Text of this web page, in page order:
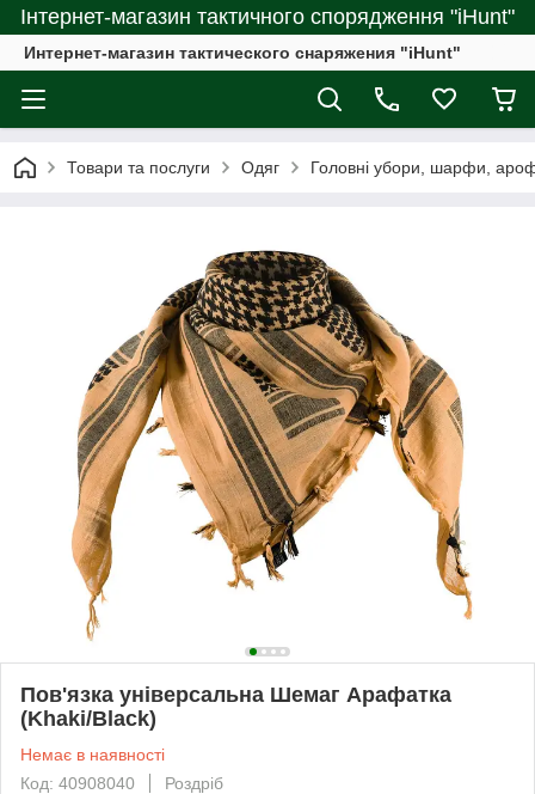
Інтернет-магазин тактичного спорядження "iHunt"
Интернет-магазин тактического снаряжения "iHunt"
Товари та послуги Одяг Головні убори, шарфи,
Пов'язка універсальна Шемаг Арафатка
(Khaki/Black)
Немає в наявності
Код: 40908040
Роздріб